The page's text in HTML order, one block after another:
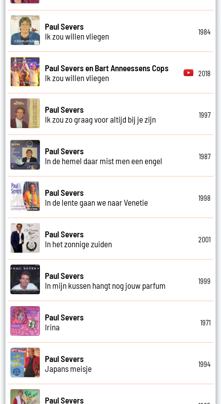
Paul Severs
Ik zou willen vliegen
1984
Paul Severs en Bart Anneessens Cops
Ik zou willen vliegen
2018
Paul Severs
Ik zou zo graag voor altijd bij je zijn
1997
Paul Severs
In de hemel daar mist men een engel
1987
Paul Severs
In de lente gaan we naar Venetie
1998
Paul Severs
In het zonnige zuiden
2001
Paul Severs
In mijn kussen hangt nog jouw parfum
1999
Paul Severs
Irina
1971
Paul Severs
Japans meisje
1994
Paul Severs